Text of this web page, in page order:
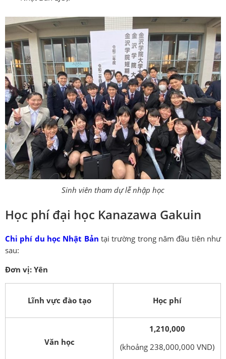
Sinh viên tham dự lễ nhập học
Học phí đại học Kanazawa Gakuin
Chi phí du học Nhật Bản tại trường trong năm đầu tiên như
sau:
Đơn vị: Yên
Lĩnh vực đào tạo Học phí
Văn học
1,210,000
(khoảng 238,000,000 VND)